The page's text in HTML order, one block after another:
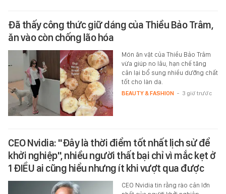
Đã thấy công thức giữ dáng của Thiều Bảo Trâm,
ăn vào còn chống lão hóa
Món ăn vặt của Thiều Bảo Trâm
vừa giúp no lâu, hạn chế tăng
cân lại bổ sung nhiều dưỡng chất
tốt cho làn da.
BEAUTY & FASHION - 3 giờ trước
CEO Nvidia: "Đây là thời điểm tốt nhất lịch sử để
khởi nghiệp", nhiều người thất bại chỉ vì mắc kẹt ở
1 ĐIỀU ai cũng hiểu nhưng ít khi vượt qua được
CEO Nvidia tin rằng rào cản lớn